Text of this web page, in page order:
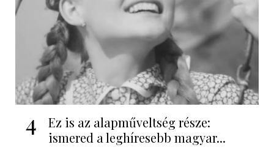
4
Ez is az alapműveltség része:
ismered a leghíresebb magyar...